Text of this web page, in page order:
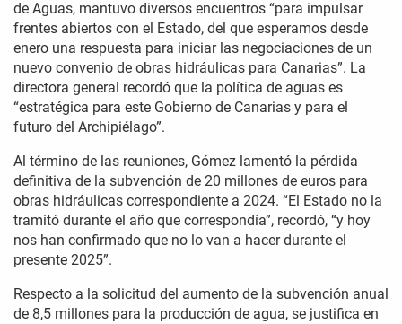
de Aguas, mantuvo diversos encuentros “para impulsar
frentes abiertos con el Estado, del que esperamos desde
enero una respuesta para iniciar las negociaciones de un
nuevo convenio de obras hidráulicas para Canarias”. La
directora general recordó que la política de aguas es
“estratégica para este Gobierno de Canarias y para el
futuro del Archipiélago”.
Al término de las reuniones, Gómez lamentó la pérdida
definitiva de la subvención de 20 millones de euros para
obras hidráulicas correspondiente a 2024. “El Estado no la
tramitó durante el año que correspondía”, recordó, “y hoy
nos han confirmado que no lo van a hacer durante el
presente 2025”.
Respecto a la solicitud del aumento de la subvención anual
de 8,5 millones para la producción de agua, se justifica en